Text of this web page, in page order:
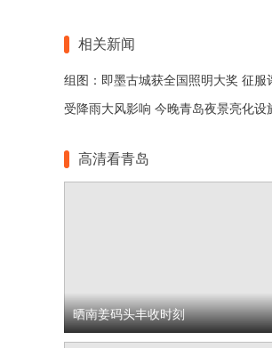
相关新闻
组图：即墨古城获全国照明大奖 征服
受降雨大风影响 今晚青岛夜景亮化设
高清看青岛
晒南姜码头丰收时刻